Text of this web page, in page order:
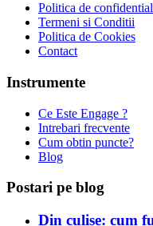
Politica de
Termeni si Conditii
Politica de Cookies
Contact
Instrumente
Ce Este Engage ?
Intrebari frecvente
Cum obtin puncte?
Blog
Postari pe blog
Din culise: cum